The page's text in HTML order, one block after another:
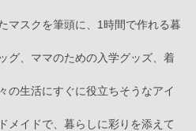
マスクを筆頭に、1時間で作れる暮
グ、ママのための入学グッズ、着
の生活にすぐに役立ちそうなアイ
メイドで、暮らしに彩りを添えて